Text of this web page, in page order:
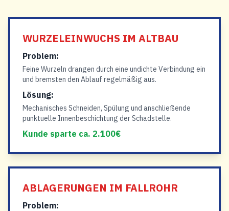
WURZELEINWUCHS IM ALTBAU
Problem:
Feine Wurzeln drangen durch eine undichte Verbindung ein
und bremsten den Ablauf regelmäßig aus.
Lösung:
Mechanisches Schneiden, Spülung und anschließende
punktuelle Innenbeschichtung der Schadstelle.
Kunde sparte ca. 2.100€
ABLAGERUNGEN IM FALLROHR
Problem: